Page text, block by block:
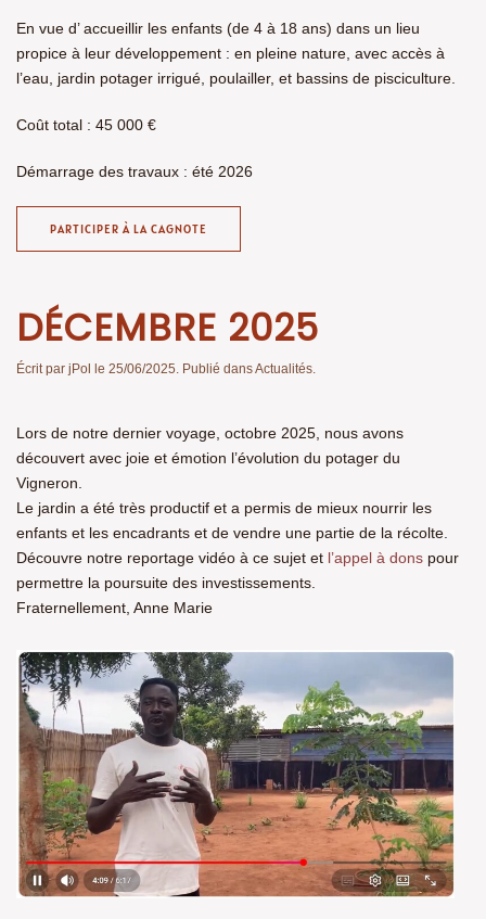
En vue d’ accueillir les enfants (de 4 à 18 ans) dans un lieu
propice à leur développement : en pleine nature, avec accès à
l’eau, jardin potager irrigué, poulailler, et bassins de pisciculture.
Coût total : 45 000 €
Démarrage des travaux : été 2026
PARTICIPER À LA CAGNOTE
DÉCEMBRE 2025
Écrit par jPol le 25/06/2025. Publié dansActualités.
Lors de notre dernier voyage, octobre 2025, nous avons
découvert avec joie et émotion l’évolution du potager du
Vigneron.
Le jardin a été très productif et a permis de mieux nourrir les
enfants et les encadrants et de vendre une partie de la récolte.
Découvre notre reportage vidéo à ce sujet et l’appel à dons pour
permettre la poursuite des investissements.
Fraternellement, Anne Marie